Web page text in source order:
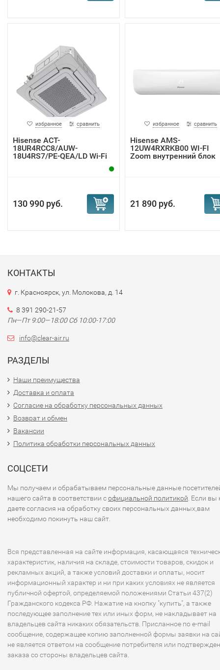
избранное сравнить
Hisense ACT-
18UR4RCC8/AUW-
18U4RS7/PE-QEA/LD Wi-Fi
130 990 руб.
избранное сравнить
Hisense AMS-
12UW4RXRKB00 WI-FI
Zoom внутренний блок
21 890 руб.
КОНТАКТЫ
г. Красноярск, ул. Молокова, д. 14
8 391 290-21-57
Пн—Пт 9:00—18:00 Сб 10:00-17:00
info@clear-air.ru
РАЗДЕЛЫ
Наши преимущества
Доставка и оплата
Согласие на обработку персональных данных
Возврат и обмен
Вакансии
Политика обработки персональных данных
СОЦСЕТИ
Мы получаем и обрабатываем персональные данные
нашего сайта в соответствии софициальной политикой . Если вы
даете согласия на обработку своих персональных данных,вам
необходимо покинуть наш сайт.
Вся представленная на сайте информация, касающаяся
характеристик, наличия на складе, стоимости товаров, скидок и
рекламных акций, а также условий доставки и оплаты, носит
информационный характер и ни при каких условиях не является
публичной офертой, определяемой положениями Статьи 437(2)
Гражданского кодекса РФ. Нажатие на кнопку "купить", а также
последующее заполнение тех или иных форм, не накладывает на
владельцев сайта никаких обязательств. Присланное по e-mail
сообщение, содержащее копию заполненной формы заявки на
не является ответом на сообщение потребителя или
заказа со стороны владельцев сайта.